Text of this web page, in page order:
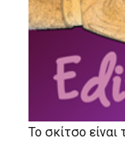
Το σκίτσο είναι